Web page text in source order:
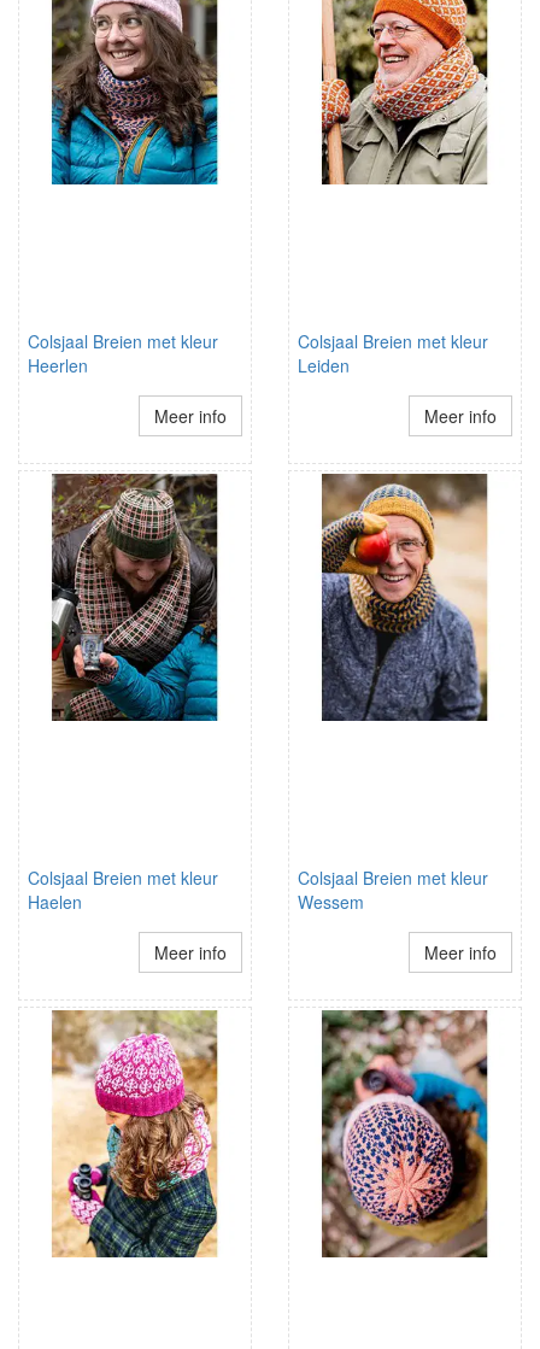
Colsjaal Breien met kleur
Heerlen
Meer info
Colsjaal Breien met kleur
Leiden
Meer info
Colsjaal Breien met kleur
Haelen
Meer info
Colsjaal Breien met kleur
Wessem
Meer info